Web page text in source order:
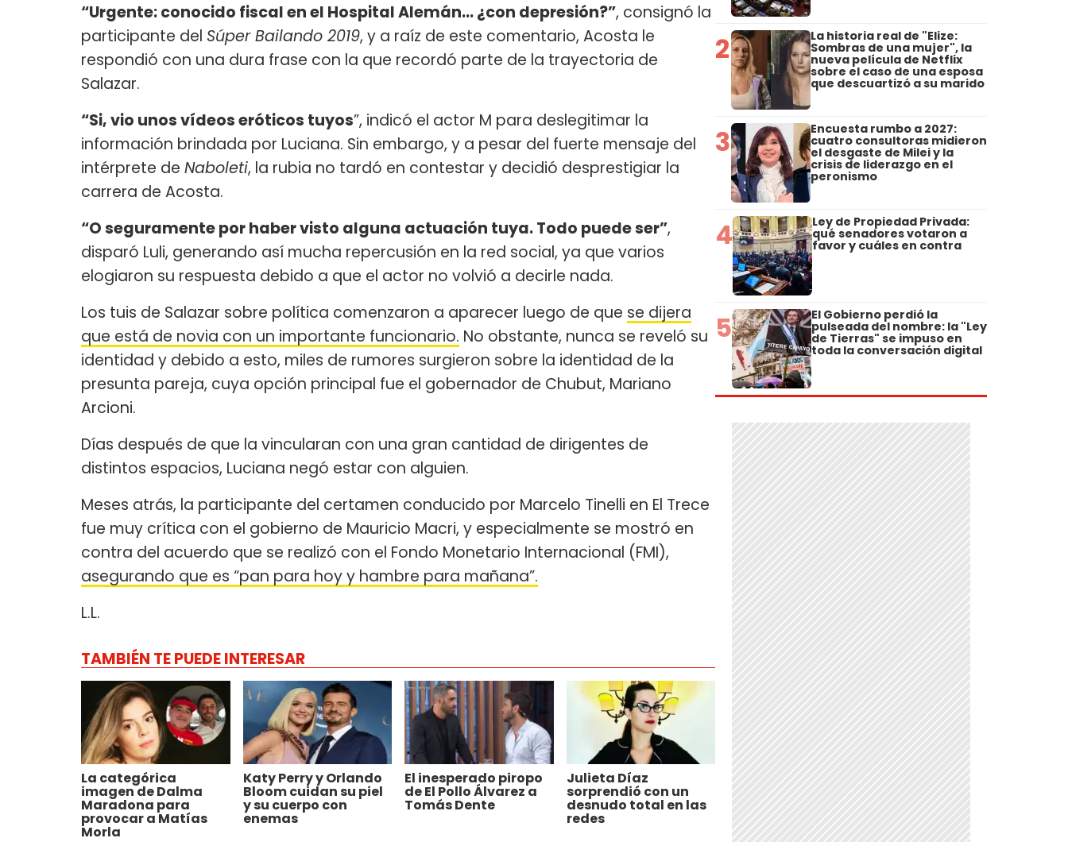
“Urgente: conocido fiscal en el Hospital Alemán… ¿con depresión?”, consignó la
participante del Súper Bailando 2019, y a raíz de este comentario, Acosta le
respondió con una dura frase con la que recordó parte de la trayectoria de
Salazar.
“Si, vio unos vídeos eróticos tuyos”, indicó el actor M para deslegitimar la
información brindada por Luciana. Sin embargo, y a pesar del fuerte mensaje del
intérprete de Naboleti, la rubia no tardó en contestar y decidió desprestigiar la
carrera de Acosta.
“O seguramente por haber visto alguna actuación tuya. Todo puede ser”,
disparó Luli, generando así mucha repercusión en la red social, ya que varios
elogiaron su respuesta debido a que el actor no volvió a decirle nada.
Los tuis de Salazar sobre política comenzaron a aparecer luego de que se dijera
que está de novia con un importante funcionario. No obstante, nunca se reveló su
identidad y debido a esto, miles de rumores surgieron sobre la identidad de la
presunta pareja, cuya opción principal fue el gobernador de Chubut, Mariano
Arcioni.
Días después de que la vincularan con una gran cantidad de dirigentes de
distintos espacios, Luciana negó estar con alguien.
Meses atrás, la participante del certamen conducido por Marcelo Tinelli en El Trece
fue muy crítica con el gobierno de Mauricio Macri, y especialmente se mostró en
contra del acuerdo que se realizó con el Fondo Monetario Internacional (FMI),
asegurando que es “pan para hoy y hambre para mañana”.
L.L.
TAMBIÉN TE PUEDE INTERESAR
La categórica
imagen de Dalma
Maradona para
provocar a Matías
Morla
Katy Perry y Orlando
Bloom cuidan su piel
y su cuerpo con
enemas
El inesperado piropo
de El Pollo Álvarez a
Tomás Dente
Julieta Díaz
sorprendió con un
desnudo total en las
redes
2 La historia real de "Elize:
Sombras de una mujer", la
nueva película de Netflix
sobre el caso de una esposa
que descuartizó a su marido
3 Encuesta rumbo a 2027:
cuatro consultoras midieron
el desgaste de Milei y la
crisis de liderazgo en el
peronismo
4 Ley de Propiedad Privada:
qué senadores votaron a
favor y cuáles en contra
5 El Gobierno perdió la
pulseada del nombre: la "Ley
de Tierras" se impuso en
toda la conversación digital